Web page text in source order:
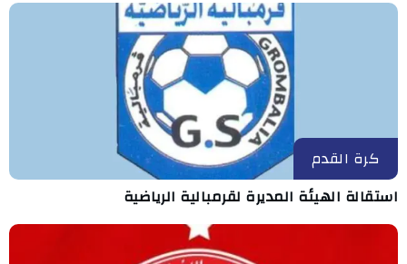
كرة القدم
استقالة الهيئة المديرة لقرمبالية الرياضية